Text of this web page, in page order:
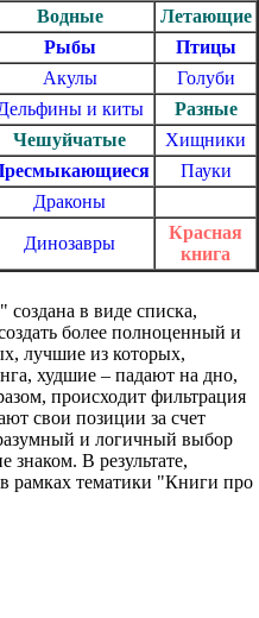
Водные
Летающие
Рыбы
Птицы
Акулы
Голуби
и киты
Разные
Чешуйчатые
Хищники
Пауки
Драконы
Динозавры
Красная
книга
в виде списка,
более полноценный и
лучшие из которых,
худшие – падают на дно,
происходит фильтрация
свои позиции за счет
и логичный выбор
знаком. В результате,
рамках тематики "Книги про